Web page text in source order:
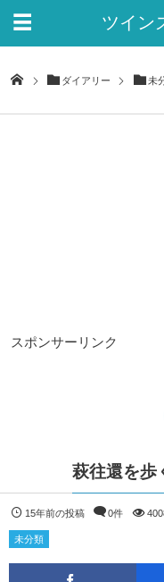
ツイン
ダイアリー 未
スポンサーリンク
萩往還を
15年前の投稿 0件
未分類